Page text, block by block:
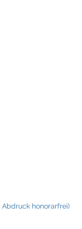
honorarfrei)